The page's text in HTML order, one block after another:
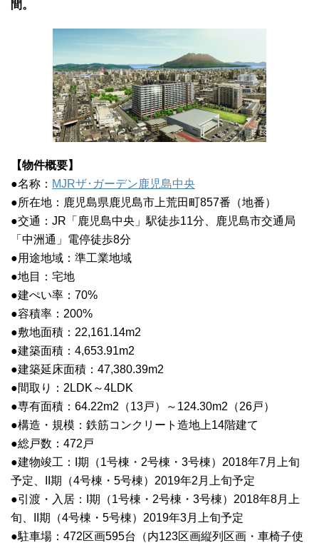
間。
【物件概要】
●名称： MJRザ･ガーデン鹿児島中央
●所在地：鹿児島県鹿児島市上荒田町857番（地番）
●交通：JR「鹿児島中央」駅徒歩11分、鹿児島市交通局
「中洲通」電停徒歩8分
●用途地域：準工業地域
●地目：宅地
●建ぺい率：70%
●容積率：200%
●敷地面積：22,161.14m2
●建築面積：4,653.91m2
●建築延床面積：47,380.39m2
●間取り：2LDK～4LDK
●専有面積：64.22m2（13戸）～124.30m2（26戸）
●構造・規模：鉄筋コンクリート造地上14階建て
●総戸数：472戸
●建物竣工：I期（1号棟・2号棟・3号棟）2018年7月上旬
予定、II期（4号棟・5号棟）2019年2月上旬予定
●引渡・入居：I期（1号棟・2号棟・3号棟）2018年8月上
旬、II期（4号棟・5号棟）2019年3月上旬予定
●駐車場：472区画595台（内123区画縦列区画・車椅子使